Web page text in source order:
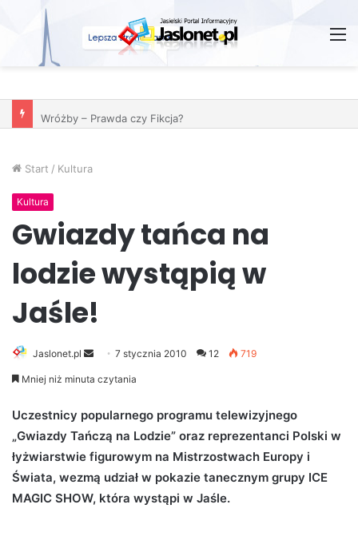
Wróżby – Prawda czy Fikcja?
Start / Kultura
Kultura
Gwiazdy tańca na
lodzie wystąpią w
Jaśle!
Jaslonet.pl
d
a
n
m
a
7 stycznia 2010 12 719
Mniej niż minuta czytania
Uczestnicy popularnego programu telewizyjnego
„Gwiazdy Tańczą na Lodzie” oraz reprezentanci Polski w
łyżwiarstwie figurowym na Mistrzostwach Europy i
Świata, wezmą udział w pokazie tanecznym grupy ICE
MAGIC SHOW, która wystąpi w Jaśle.